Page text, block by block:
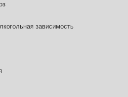
зависимость